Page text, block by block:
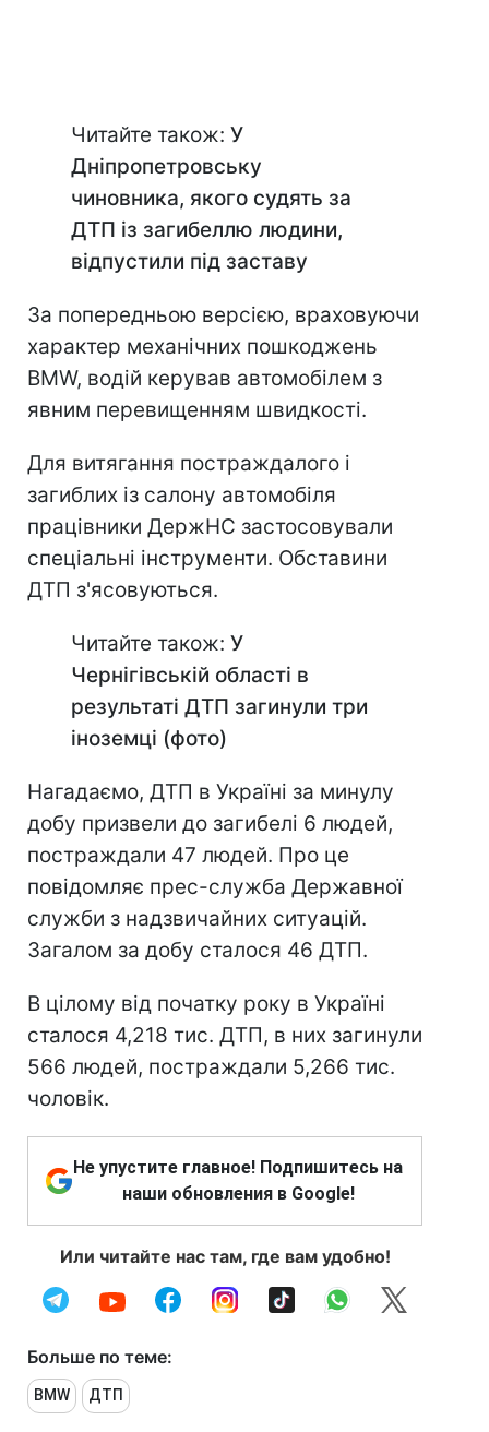
Читайте також: У
Дніпропетровську
чиновника, якого судять за
ДТП із загибеллю людини,
відпустили під заставу
За попередньою версією, враховуючи
характер механічних пошкоджень
BMW, водій керував автомобілем з
явним перевищенням швидкості.
Для витягання постраждалого і
загиблих із салону автомобіля
працівники ДержНС застосовували
спеціальні інструменти. Обставини
ДТП з'ясовуються.
Читайте також: У
Чернігівській області в
результаті ДТП загинули три
іноземці (фото)
Нагадаємо, ДТП в Україні за минулу
добу призвели до загибелі 6 людей,
постраждали 47 людей. Про це
повідомляє прес-служба Державної
служби з надзвичайних ситуацій.
Загалом за добу сталося 46 ДТП.
В цілому від початку року в Україні
сталося 4,218 тис. ДТП, в них загинули
566 людей, постраждали 5,266 тис.
чоловік.
Не упустите главное! Подпишитесь на
наши обновления в Google!
Или читайте нас там, где вам удобно!
Больше по теме:
BMW ДТП